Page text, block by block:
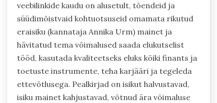
veebilinkide kaudu on alusetult, tõendeid ja
süüdimõistvaid kohtuotsuseid omamata rikutud
eraisiku (kannataja Annika Urm) mainet ja
hävitatud tema võimalused saada elukutselist
tööd, kasutada kvaliteetseks eluks kõiki finants ja
toetuste instrumente, teha karjääri ja tegeleda
ettevõtlusega. Pealkirjad on isikut halvustavad,
isiku mainet kahjustavad, võtnud ära võimaluse